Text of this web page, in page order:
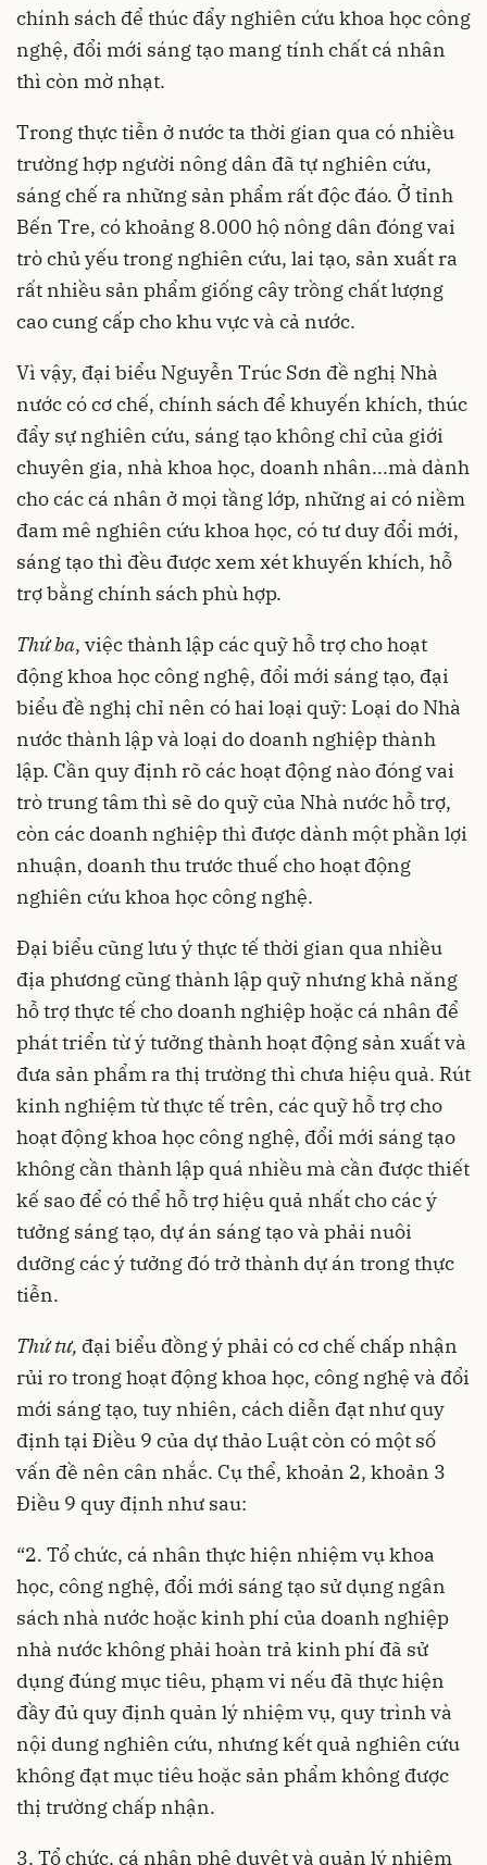
chính sách để thúc đẩy nghiên cứu khoa học công
nghệ, đổi mới sáng tạo mang tính chất cá nhân
thì còn mờ nhạt.
Trong thực tiễn ở nước ta thời gian qua có nhiều
trường hợp người nông dân đã tự nghiên cứu,
sáng chế ra những sản phẩm rất độc đáo. Ở tỉnh
Bến Tre, có khoảng 8.000 hộ nông dân đóng vai
trò chủ yếu trong nghiên cứu, lai tạo, sản xuất ra
rất nhiều sản phẩm giống cây trồng chất lượng
cao cung cấp cho khu vực và cả nước.
Vì vậy, đại biểu Nguyễn Trúc Sơn đề nghị Nhà
nước có cơ chế, chính sách để khuyến khích, thúc
đẩy sự nghiên cứu, sáng tạo không chỉ của giới
chuyên gia, nhà khoa học, doanh nhân...mà dành
cho các cá nhân ở mọi tầng lớp, những ai có niềm
đam mê nghiên cứu khoa học, có tư duy đổi mới,
sáng tạo thì đều được xem xét khuyến khích, hỗ
trợ bằng chính sách phù hợp.
Thứ ba, việc thành lập các quỹ hỗ trợ cho hoạt
động khoa học công nghệ, đổi mới sáng tạo, đại
biểu đề nghị chỉ nên có hai loại quỹ: Loại do Nhà
nước thành lập và loại do doanh nghiệp thành
lập. Cần quy định rõ các hoạt động nào đóng vai
trò trung tâm thì sẽ do quỹ của Nhà nước hỗ trợ,
còn các doanh nghiệp thì được dành một phần lợi
nhuận, doanh thu trước thuế cho hoạt động
nghiên cứu khoa học công nghệ.
Đại biểu cũng lưu ý thực tế thời gian qua nhiều
địa phương cũng thành lập quỹ nhưng khả năng
hỗ trợ thực tế cho doanh nghiệp hoặc cá nhân để
phát triển từ ý tưởng thành hoạt động sản xuất và
đưa sản phẩm ra thị trường thì chưa hiệu quả. Rút
kinh nghiệm từ thực tế trên, các quỹ hỗ trợ cho
hoạt động khoa học công nghệ, đổi mới sáng tạo
không cần thành lập quá nhiều mà cần được thiết
kế sao để có thể hỗ trợ hiệu quả nhất cho các ý
tưởng sáng tạo, dự án sáng tạo và phải nuôi
dưỡng các ý tưởng đó trở thành dự án trong thực
tiễn.
Thứ tư, đại biểu đồng ý phải có cơ chế chấp nhận
rủi ro trong hoạt động khoa học, công nghệ và đổi
mới sáng tạo, tuy nhiên, cách diễn đạt như quy
định tại Điều 9 của dự thảo Luật còn có một số
vấn đề nên cân nhắc. Cụ thể, khoản 2, khoản 3
Điều 9 quy định như sau:
“2. Tổ chức, cá nhân thực hiện nhiệm vụ khoa
học, công nghệ, đổi mới sáng tạo sử dụng ngân
sách nhà nước hoặc kinh phí của doanh nghiệp
nhà nước không phải hoàn trả kinh phí đã sử
dụng đúng mục tiêu, phạm vi nếu đã thực hiện
đầy đủ quy định quản lý nhiệm vụ, quy trình và
nội dung nghiên cứu, nhưng kết quả nghiên cứu
không đạt mục tiêu hoặc sản phẩm không được
thị trường chấp nhận.
3. Tổ chức, cá nhân phê duyệt và quản lý nhiệm